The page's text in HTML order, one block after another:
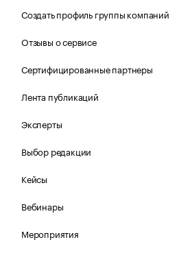
Создать профиль группы компаний
Отзывы о сервисе
Сертифицированные партнеры
Лента публикаций
Эксперты
Выбор редакции
Кейсы
Вебинары
Мероприятия